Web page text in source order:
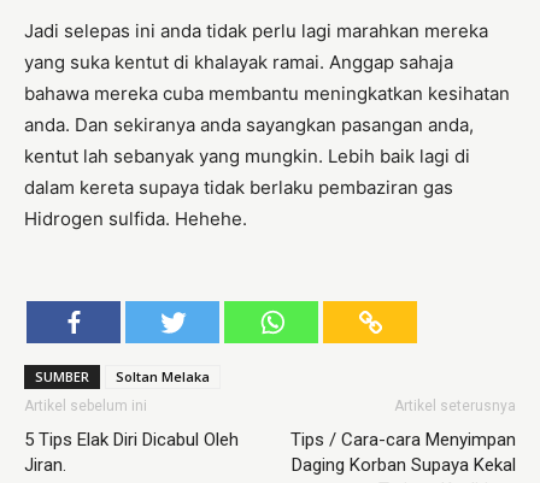
Jadi selepas ini anda tidak perlu lagi marahkan mereka
yang suka kentut di khalayak ramai. Anggap sahaja
bahawa mereka cuba membantu meningkatkan kesihatan
anda. Dan sekiranya anda sayangkan pasangan anda,
kentut lah sebanyak yang mungkin. Lebih baik lagi di
dalam kereta supaya tidak berlaku pembaziran gas
Hidrogen sulfida. Hehehe.
SUMBER Soltan Melaka
Artikel sebelum ini
5 Tips Elak Diri Dicabul Oleh
Jiran.
Artikel seterusnya
Tips / Cara-cara Menyimpan
Daging Korban Supaya Kekal